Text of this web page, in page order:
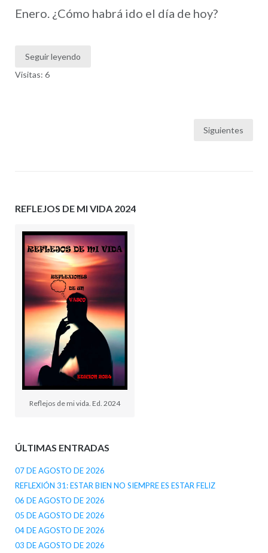
Enero. ¿Cómo habrá ido el día de hoy?
Seguir leyendo
Visitas: 6
Siguientes
REFLEJOS DE MI VIDA 2024
Reflejos de mi vida. Ed. 2024
ÚLTIMAS ENTRADAS
07 DE AGOSTO DE 2026
REFLEXIÓN 31: ESTAR BIEN NO SIEMPRE ES ESTAR FELIZ
06 DE AGOSTO DE 2026
05 DE AGOSTO DE 2026
04 DE AGOSTO DE 2026
03 DE AGOSTO DE 2026